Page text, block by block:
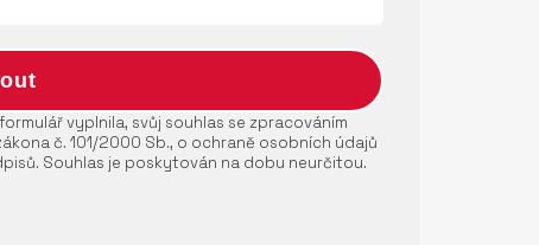
vyplnila, svůj souhlas se zpracováním
č. 101/2000 Sb., o ochraně osobních údajů
Souhlas je poskytován na dobu neurčitou.